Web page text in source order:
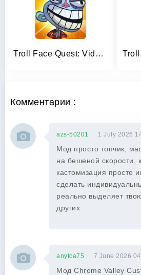
Troll Face Quest: Video Memes
Комментарии :
azs-50201 1 July 2026
Мод просто топчик,
на бешеной скорости,
кастомизация просто
сделать
реально выделяет
других.
anytca75 7 June 2026
Мод Chrome Valley